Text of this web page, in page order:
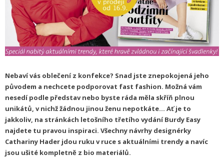
Nebaví vás oblečení z konfekce? Snad jste znepokojená jeho
původem a nechcete podporovat fast fashion. Možná vám
nesedí podle představ nebo byste ráda měla skříň plnou
unikátů, v nichž žádnou jinou ženu nepotkáte… Ať je to
jakkoliv, na stránkách letošního třetího vydání Burdy Easy
najdete tu pravou inspiraci. Všechny návrhy designérky
Cathariny Hader jdou ruku v ruce s aktuálními trendy a navíc
jsou ušité kompletně z bio materiálů.